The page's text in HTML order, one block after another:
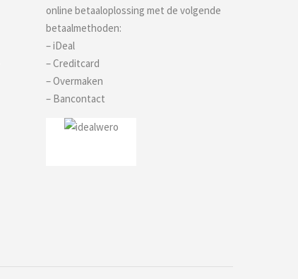
online betaaloplossing met de volgende
betaalmethoden:
– iDeal
– Creditcard
– Overmaken
– Bancontact